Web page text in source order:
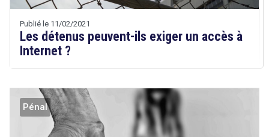
Tout sur le droit de l'innovation
Publié le 11/02/2021
Les détenus peuvent-ils exiger un accès à
Internet ?
Pénal